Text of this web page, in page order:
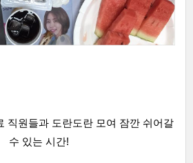
직원들과 도란도란 모여 잠깐 쉬어갈
수 있는 시간!